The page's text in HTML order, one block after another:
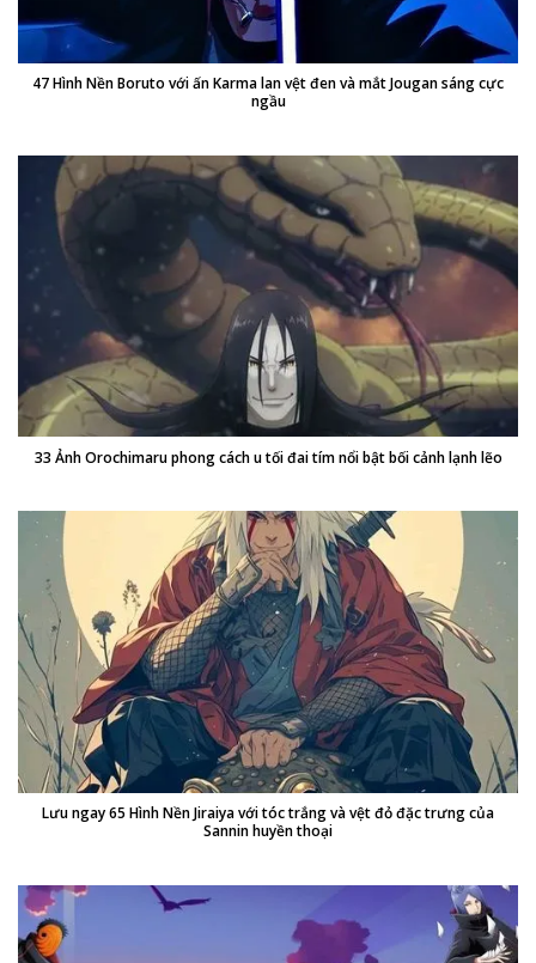
47 Hình Nền Boruto với ấn Karma lan vệt đen và mắt Jougan sáng cực
ngầu
33 Ảnh Orochimaru phong cách u tối đai tím nổi bật bối cảnh lạnh lẽo
Lưu ngay 65 Hình Nền Jiraiya với tóc trắng và vệt đỏ đặc trưng của
Sannin huyền thoại